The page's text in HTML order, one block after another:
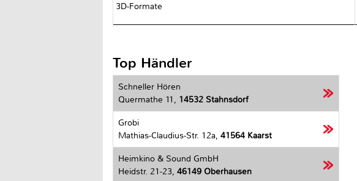
3D-Formate
Top Händler
Schneller Hören
Quermathe 11, 14532 Stahnsdorf
Grobi
Mathias-Claudius-Str. 12a, 41564 Kaarst
Heimkino & Sound GmbH
Heidstr. 21-23, 46149 Oberhausen